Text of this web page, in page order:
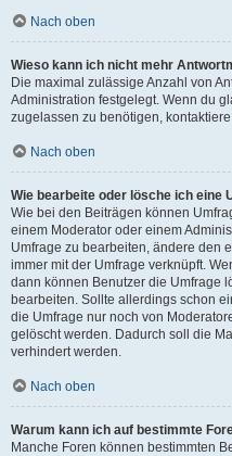
Nach oben
Wieso kann ich nicht mehr
Die maximal zulässige Anzahl von
Administration festgelegt. Wenn du
zugelassen zu benötigen,
Nach oben
Wie bearbeite oder lösche ich eine
Wie bei den Beiträgen können
einem Moderator oder einem
Umfrage zu bearbeiten, ändere den
immer mit der Umfrage verknüpft.
dann können Benutzer die Umfrage
bearbeiten. Sollte allerdings schon
die Umfrage nur noch von
gelöscht werden. Dadurch soll die
verhindert werden.
Nach oben
Warum kann ich auf bestimmte
Manche Foren können bestimmten